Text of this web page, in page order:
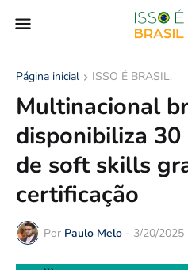
Página inicial ISSO É BRASIL.
Multinacional
disponibiliza
de soft skills
certificação
Por Paulo Melo - 3/20/2025